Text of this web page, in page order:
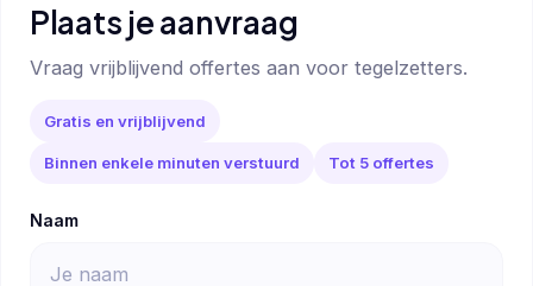
Plaats je aanvraag
Vraag vrijblijvend offertes aan voor tegelzetters.
Gratis en vrijblijvend
Binnen enkele minuten verstuurd Tot 5 offertes
Naam